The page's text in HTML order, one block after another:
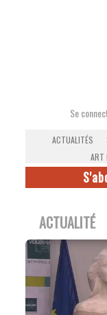
Se
ACTUALITÉS
ART
ACTUALITÉ